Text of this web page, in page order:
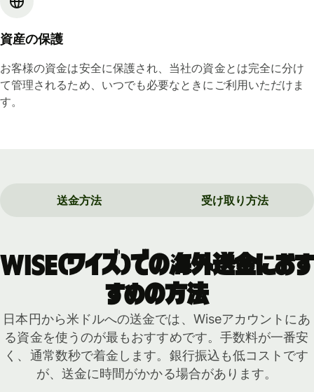
資産の保護
お客様の資金は安全に保護され、当社の資金とは完全に分け
て管理されるため、いつでも必要なときにご利用いただけま
す。
送金方法 受け取り方法
Wise（ワイズ）での海外送金におす
すめの方法
日本円から米ドルへの送金では、Wiseアカウントにあ
る資金を使うのが最もおすすめです。手数料が一番安
く、通常数秒で着金します。銀行振込も低コストです
が、送金に時間がかかる場合があります。